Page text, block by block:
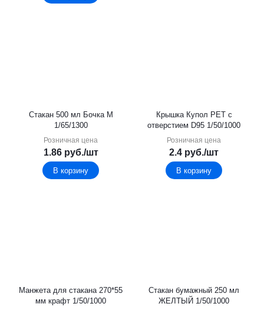
Стакан 500 мл Бочка М
1/65/1300
Розничная цена
1.86руб./шт
В корзину
Крышка Купол РЕТ с
отверстием D95 1/50/1000
Розничная цена
2.4 руб./шт
В корзину
Манжета для стакана 270*55
мм крафт 1/50/1000
Стакан бумажный 250 мл
ЖЕЛТЫЙ 1/50/1000